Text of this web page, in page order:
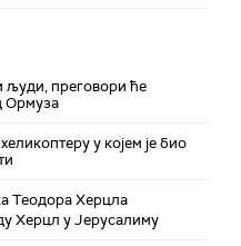
људи, преговори ће
Ормуза
у којем је био
Теодора Херцла
Херцл у Јерусалиму